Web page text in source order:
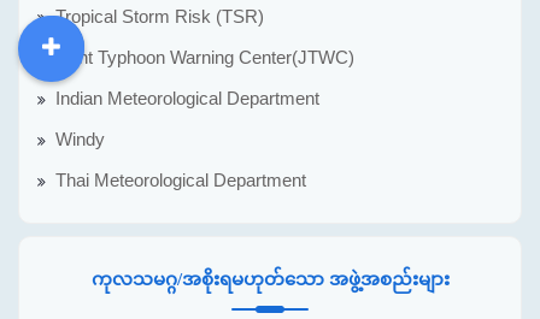
Tropical Storm Risk (TSR)
Joint Typhoon Warning Center(JTWC)
Indian Meteorological Department
Windy
Thai Meteorological Department
ကုလသမဂ္ဂ/အစိုးရမဟုတ်သော အဖွဲ့အစည်းများ
DDM